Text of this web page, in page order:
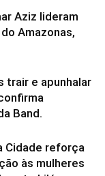
Aziz lideram
Amazonas,
trair e apunhalar
Band.
Cidade reforça
às mulheres